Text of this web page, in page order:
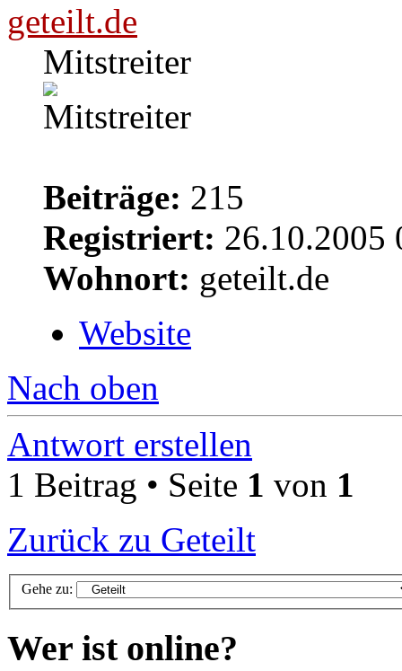
geteilt.de
Mitstreiter
Beiträge: 215
Registriert: 26.10.2005
Wohnort: geteilt.de
Website
Nach oben
Antwort erstellen
1 Beitrag • Seite 1 von 1
Zurück zu Geteilt
Gehe zu:
Wer ist online?